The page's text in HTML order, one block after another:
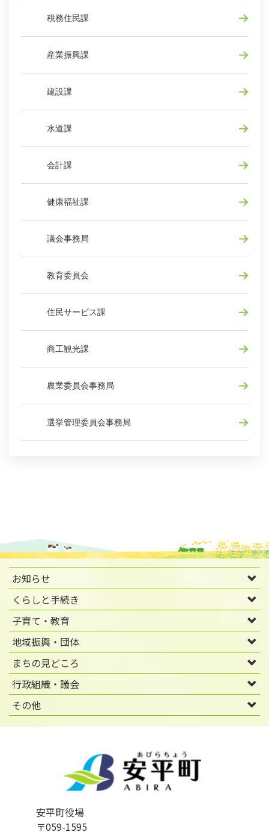
税務住民課
産業振興課
建設課
水道課
会計課
健康福祉課
議会事務局
教育委員会
住民サービス課
商工観光課
農業委員会事務局
選挙管理委員会事務局
お知らせ
くらしと手続き
子育て・教育
地域振興・団体
まちの見どころ
行政組織・議会
その他
安平町役場
〒059-1595